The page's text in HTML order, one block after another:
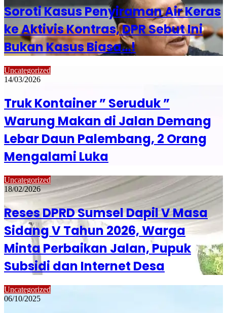
Soroti Kasus Penyiraman Air Keras
ke Aktivis Kontras, DPR Sebut Ini
Bukan Kasus Biasa…!
Uncategorized
14/03/2026
Truk Kontainer ” Seruduk ”
Warung Makan di Jalan Demang
Lebar Daun Palembang, 2 Orang
Mengalami Luka
Uncategorized
18/02/2026
Reses DPRD Sumsel Dapil V Masa
Sidang V Tahun 2026, Warga
Minta Perbaikan Jalan, Pupuk
Subsidi dan Internet Desa
Uncategorized
06/10/2025